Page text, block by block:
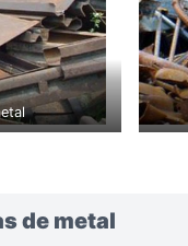
de metal